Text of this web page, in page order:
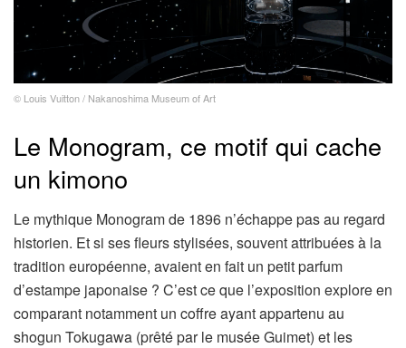
© Louis Vuitton / Nakanoshima Museum of Art
Le Monogram, ce motif qui cache
un kimono
Le mythique Monogram de 1896 n’échappe pas au regard
historien. Et si ses fleurs stylisées, souvent attribuées à la
tradition européenne, avaient en fait un petit parfum
d’estampe japonaise ? C’est ce que l’exposition explore en
comparant notamment un coffre ayant appartenu au
shogun Tokugawa (prêté par le musée Guimet) et les